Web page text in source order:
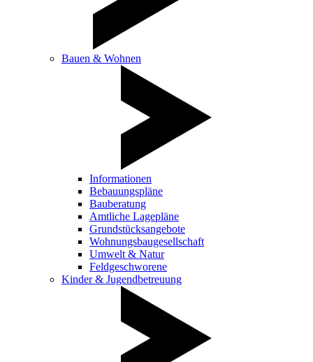
Bauen & Wohnen
Informationen
Bebauungspläne
Bauberatung
Amtliche Lagepläne
Grundstücksangebote
Wohnungsbaugesellschaft
Umwelt & Natur
Feldgeschworene
Kinder & Jugendbetreuung